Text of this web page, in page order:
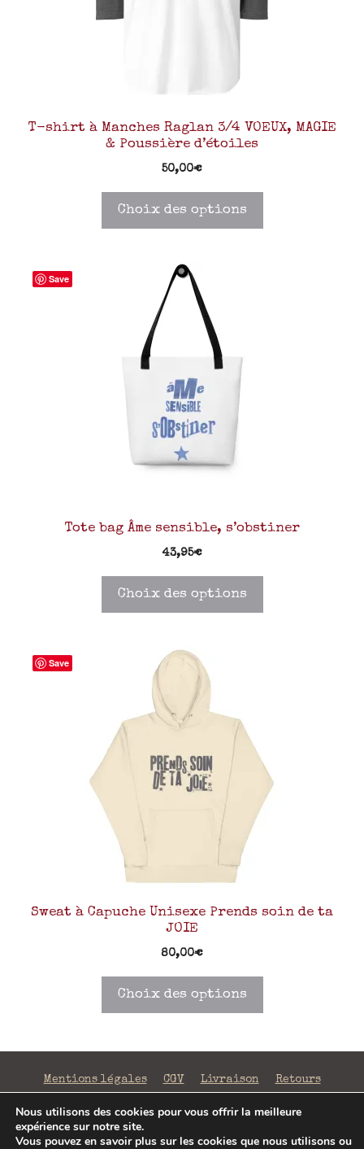
T-shirt à Manches Raglan 3/4 VOEUX, MAGIE
& Poussière d’étoiles
50,00€
Choix des options
Save
Tote bag Âme sensible, s’obstiner
43,95€
Choix des options
Save
Sweat à Capuche Unisexe Prends soin de ta
JOIE
80,00€
Choix des options
Mentions légales CGV Livraison Retours
Confidentialité
©2026 La Fabrique de Mots Magiques | SIRET 797 938
Nous utilisons des cookies pour vous offrir la meilleure
expérience sur notre site.
Vous pouvez en savoir plus sur les cookies que nous utilisons ou